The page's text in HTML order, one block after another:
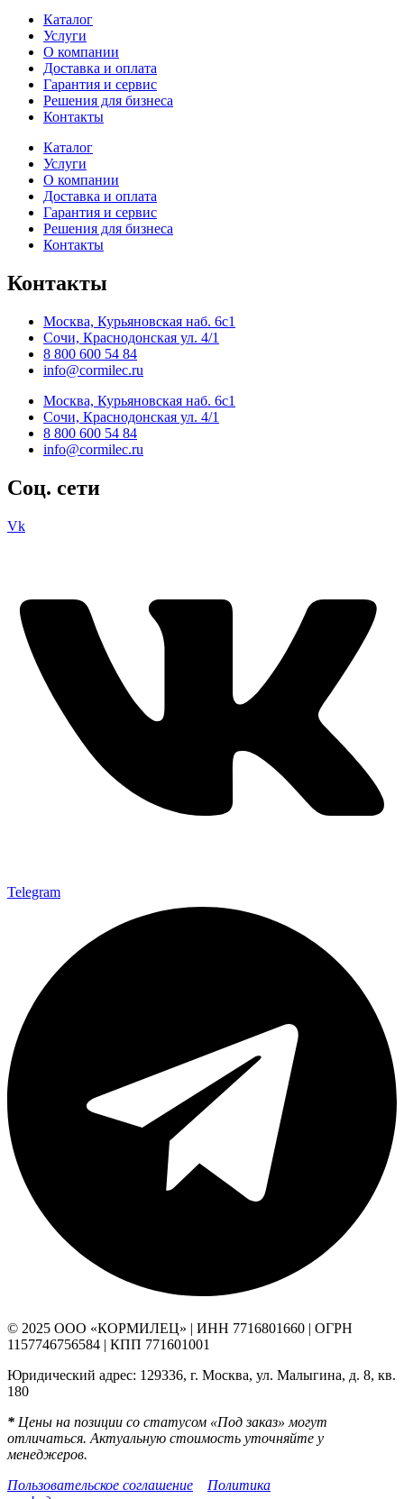
Каталог
Услуги
О компании
Доставка и оплата
Гарантия и сервис
Решения для бизнеса
Контакты
Каталог
Услуги
О компании
Доставка и оплата
Гарантия и сервис
Решения для бизнеса
Контакты
Контакты
Москва, Курьяновская наб. 6с1
Сочи, Краснодонская ул. 4/1
8 800 600 54 84
info@cormilec.ru
Москва, Курьяновская наб. 6с1
Сочи, Краснодонская ул. 4/1
8 800 600 54 84
info@cormilec.ru
Соц. сети
Vk
Telegram
© 2025 ООО «КОРМИЛЕЦ» | ИНН 7716801660 | ОГРН
1157746756584 | КПП 771601001
Юридический адрес: 129336, г. Москва, ул. Малыгина, д. 8, кв.
180
* Цены на позиции со статусом «Под заказ» могут
отличаться. Актуальную стоимость уточняйте у
менеджеров.
Пользовательское соглашение
Политика